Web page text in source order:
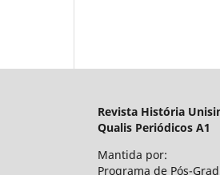
Revista História
Qualis Periódicos A1
Mantida por:
Programa de Pós-